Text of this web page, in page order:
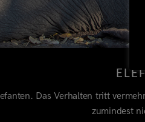
Das Verhalten tritt
zumindest